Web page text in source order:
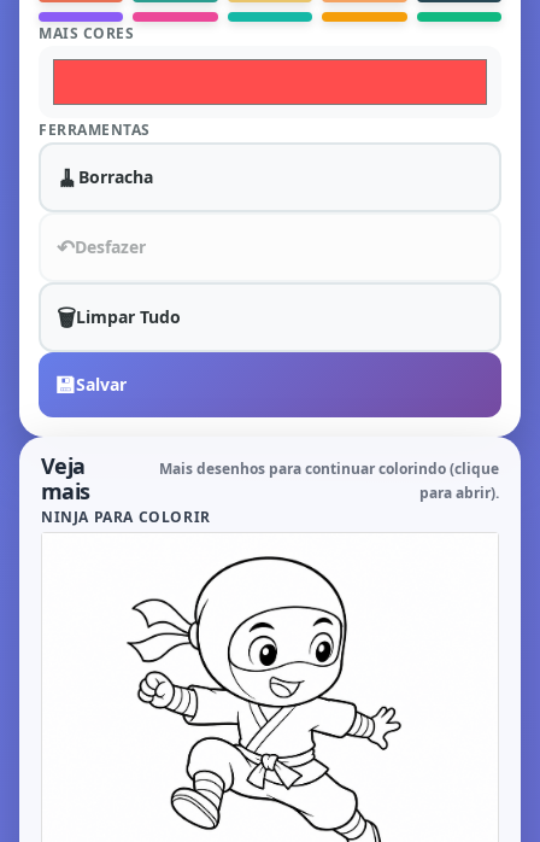
MAIS CORES
FERRAMENTAS
🧹 Borracha
↶Desfazer
🗑️Limpar Tudo
💾Salvar
Veja
mais
Mais desenhos para continuar colorindo (clique
para abrir).
NINJA PARA COLORIR